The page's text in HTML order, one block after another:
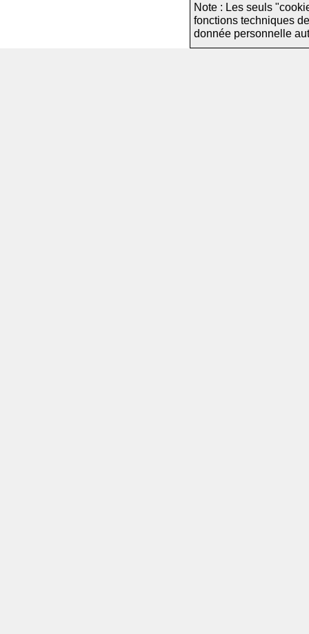
Note : Les seuls
fonctions techniques
donnée personnelle